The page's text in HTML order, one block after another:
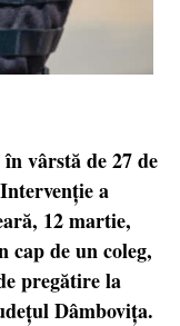
vârstă de 27 de
a
12 martie,
cap de un coleg,
pregătire la
Dâmbovița.